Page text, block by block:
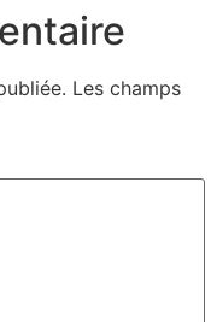
Les champs